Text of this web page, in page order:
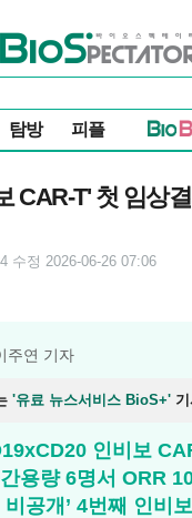
바이오스펙테이터
탐방 피플
CAR-T' 첫 임상
수정 2026-06-26 07:06
주연 기자
'유료 뉴스서비스 BioS+'
인비보
용량 6명서 ORR
비공개’ 4번째 인비